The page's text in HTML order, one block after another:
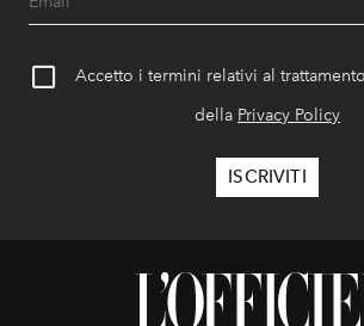
Accetto i termini relativi al
della Privacy Policy